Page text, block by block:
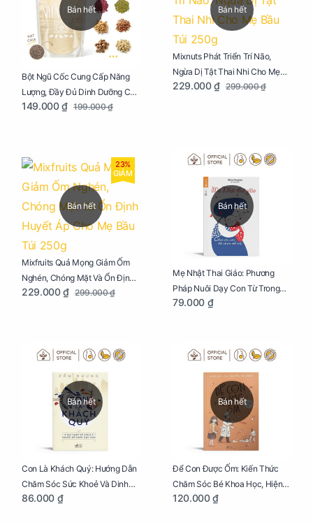
Bán hết
Bột Ngũ Cốc Cung Cấp Năng
Lượng, Đầy Đủ Dinh Dưỡng Cho
Mẹ Bầu Túi 250g
149.000 ₫ 199.000 ₫
Bán hết
Mixnuts Phát Triển Trí Não,
Ngừa Dị Tật Thai Nhi Cho Mẹ
Bầu Túi 250g
229.000 ₫ 299.000 ₫
Bán hết
23%
GIẢM
Mixfruits Quả Mọng Giảm Ốm
Nghén, Chóng Mặt Và Ổn Định
Huyết Áp Cho Mẹ Bầu Túi 250g
229.000 ₫ 299.000 ₫
Bán hết
Mẹ Nhật Thai Giáo: Phương
Pháp Nuôi Dạy Con Từ Trong
Bụng Mẹ
79.000 ₫
Bán hết
Con Là Khách Quý: Hướng Dẫn
Chăm Sóc Sức Khoẻ Và Dinh
Dưỡng Cho Bé
86.000 ₫
Bán hết
Để Con Được Ốm: Kiến Thức
Chăm Sóc Bé Khoa Học, Hiện
Đại
120.000 ₫